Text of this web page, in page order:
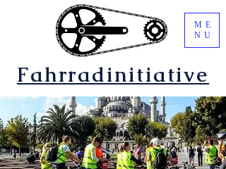
Fahrradinitiative
ME
NU